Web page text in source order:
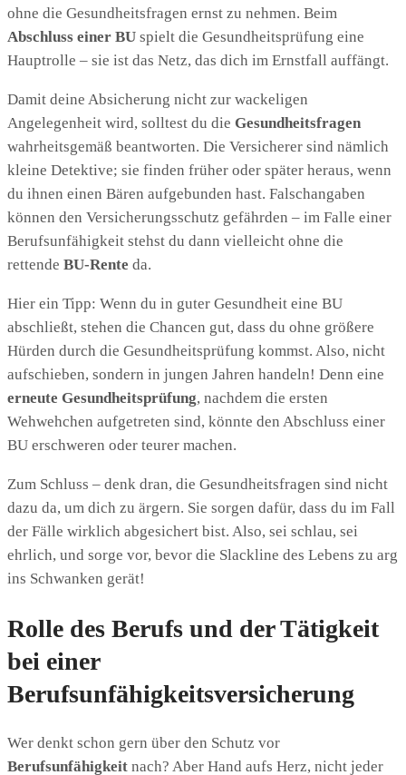
ohne die Gesundheitsfragen ernst zu nehmen. Beim
Abschluss einer BU spielt die Gesundheitsprüfung eine
Hauptrolle – sie ist das Netz, das dich im Ernstfall auffängt.
Damit deine Absicherung nicht zur wackeligen
Angelegenheit wird, solltest du die Gesundheitsfragen
wahrheitsgemäß beantworten. Die Versicherer sind nämlich
kleine Detektive; sie finden früher oder später heraus, wenn
du ihnen einen Bären aufgebunden hast. Falschangaben
können den Versicherungsschutz gefährden – im Falle einer
Berufsunfähigkeit stehst du dann vielleicht ohne die
rettende BU-Rente da.
Hier ein Tipp: Wenn du in guter Gesundheit eine BU
abschließt, stehen die Chancen gut, dass du ohne größere
Hürden durch die Gesundheitsprüfung kommst. Also, nicht
aufschieben, sondern in jungen Jahren handeln! Denn eine
erneute Gesundheitsprüfung, nachdem die ersten
Wehwehchen aufgetreten sind, könnte den Abschluss einer
BU erschweren oder teurer machen.
Zum Schluss – denk dran, die Gesundheitsfragen sind nicht
dazu da, um dich zu ärgern. Sie sorgen dafür, dass du im Fall
der Fälle wirklich abgesichert bist. Also, sei schlau, sei
ehrlich, und sorge vor, bevor die Slackline des Lebens zu arg
ins Schwanken gerät!
Rolle des Berufs und der Tätigkeit
bei einer
Berufsunfähigkeitsversicherung
Wer denkt schon gern über den Schutz vor
Berufsunfähigkeit nach? Aber Hand aufs Herz, nicht jeder